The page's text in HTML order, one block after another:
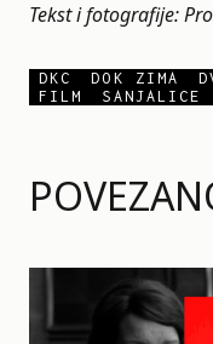
Tekst i fotografije:
DKC DOK ZIMA
FILM
SANJALICE